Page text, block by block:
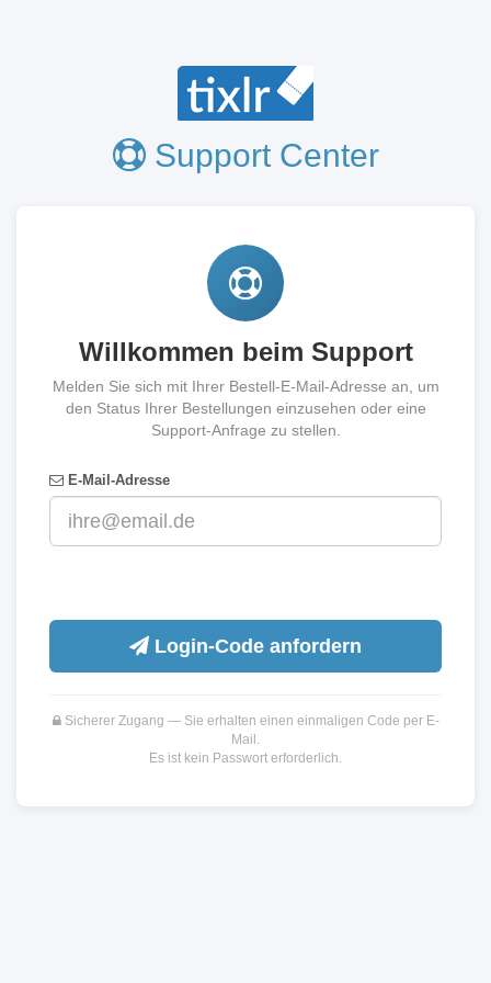
Support Center
Willkommen beim Support
Melden Sie sich mit Ihrer Bestell-E-Mail-Adresse an, um
den Status Ihrer Bestellungen einzusehen oder eine
Support-Anfrage zu stellen.
E-Mail-Adresse
Login-Code anfordern
Sicherer Zugang — Sie erhalten einen einmaligen Code per E-
Mail.
Es ist kein Passwort erforderlich.